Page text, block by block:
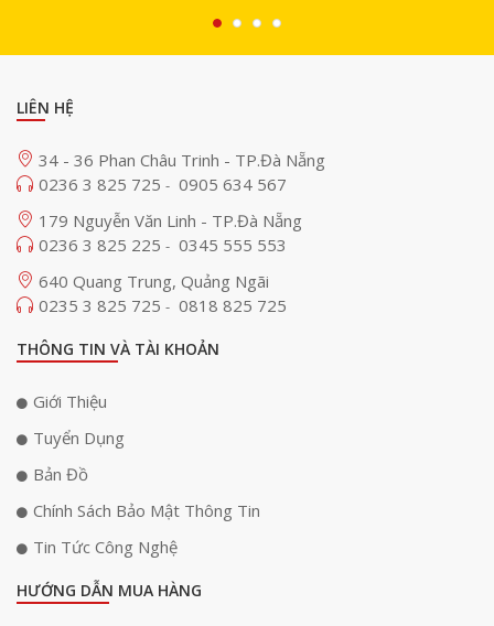
LIÊN HỆ
34 - 36 Phan Châu Trinh - TP.Đà Nẵng
0236 3 825 725 - 0905 634 567
179 Nguyễn Văn Linh - TP.Đà Nẵng
0236 3 825 225 - 0345 555 553
640 Quang Trung, Quảng Ngãi
0235 3 825 725 - 0818 825 725
THÔNG TIN VÀ TÀI KHOẢN
Giới Thiệu
Tuyển Dụng
Bản Đồ
Chính Sách Bảo Mật Thông Tin
Tin Tức Công Nghệ
HƯỚNG DẪN MUA HÀNG